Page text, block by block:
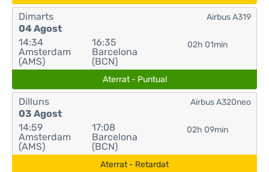
Dimarts
04 Agost
14:34
Amsterdam
(AMS)
16:35
Barcelona
(BCN)
02h 01min
Airbus A319
Aterrat - Puntual
Dilluns
03 Agost
14:59
Amsterdam
(AMS)
17:08
Barcelona
(BCN)
02h 09min
Airbus A320neo
Aterrat - Retardat